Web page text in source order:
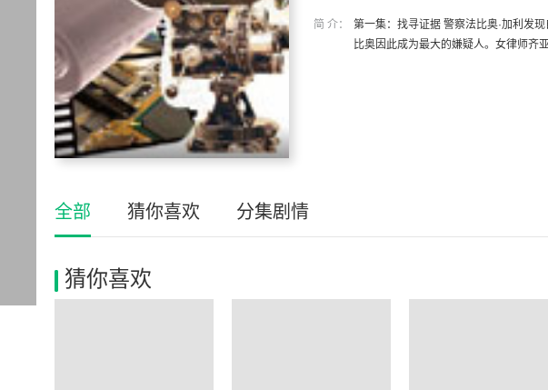
简 介：
第一集：找寻证据 警察法比奥·加利发
比奥因此成为最大的嫌疑人。女律师齐
全部 猜你喜欢 分集剧情
猜你喜欢